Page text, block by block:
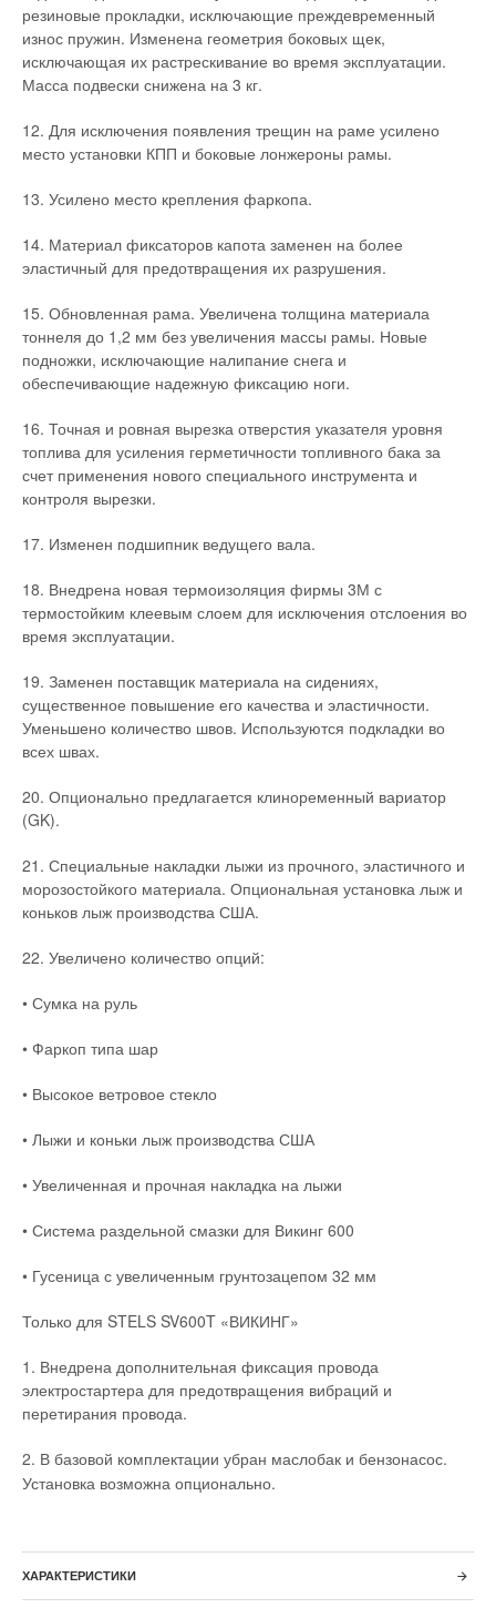
резиновые прокладки, исключающие преждевременный
износ пружин. Изменена геометрия боковых щек,
исключающая их растрескивание во время эксплуатации.
Масса подвески снижена на 3 кг.
12. Для исключения появления трещин на раме усилено
место установки КПП и боковые лонжероны рамы.
13. Усилено место крепления фаркопа.
14. Материал фиксаторов капота заменен на более
эластичный для предотвращения их разрушения.
15. Обновленная рама. Увеличена толщина материала
тоннеля до 1,2 мм без увеличения массы рамы. Новые
подножки, исключающие налипание снега и
обеспечивающие надежную фиксацию ноги.
16. Точная и ровная вырезка отверстия указателя уровня
топлива для усиления герметичности топливного бака за
счет применения нового специального инструмента и
контроля вырезки.
17. Изменен подшипник ведущего вала.
18. Внедрена новая термоизоляция фирмы 3М с
термостойким клеевым слоем для исключения отслоения во
время эксплуатации.
19. Заменен поставщик материала на сидениях,
существенное повышение его качества и эластичности.
Уменьшено количество швов. Используются подкладки во
всех швах.
20. Опционально предлагается клиноременный вариатор
(GK).
21. Специальные накладки лыжи из прочного, эластичного и
морозостойкого материала. Опциональная установка лыж и
коньков лыж производства США.
22. Увеличено количество опций:
• Сумка на руль
• Фаркоп типа шар
• Высокое ветровое стекло
• Лыжи и коньки лыж производства США
• Увеличенная и прочная накладка на лыжи
• Система раздельной смазки для Викинг 600
• Гусеница с увеличенным грунтозацепом 32 мм
Только для STELS SV600T «ВИКИНГ»
1. Внедрена дополнительная фиксация провода
электростартера для предотвращения вибраций и
перетирания провода.
2. В базовой комплектации убран маслобак и бензонасос.
Установка возможна опционально.
ХАРАКТЕРИСТИКИ